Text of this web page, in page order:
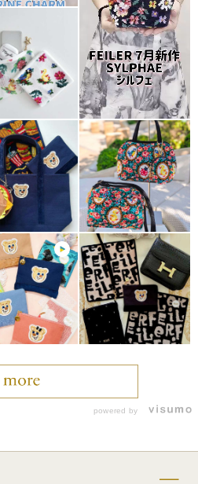
powered by